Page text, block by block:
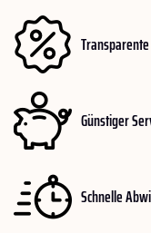
Günstiger
Schnelle